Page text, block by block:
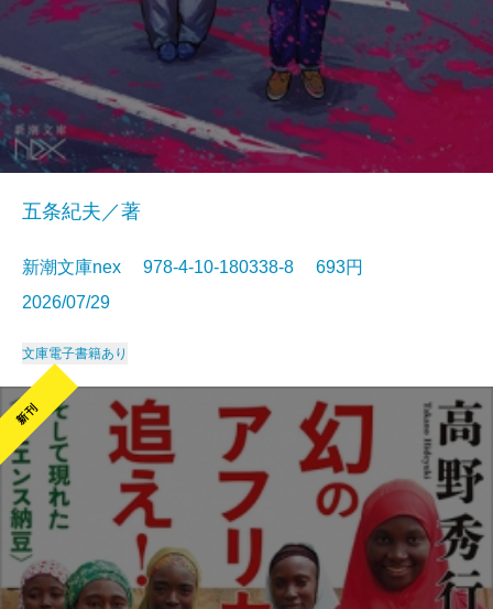
五条紀夫／著
新潮文庫nex 978-4-10-180338-8 693円
2026/07/29
文庫電子書籍あり
新刊